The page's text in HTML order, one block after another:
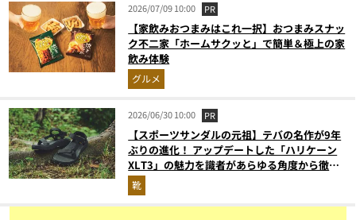
2026/07/09 10:00 PR
【家飲みおつまみはこれ一択】おつまみスナッ
ク不二家「ホームサクッと」で簡単＆極上の家
飲み体験
グルメ
2026/06/30 10:00 PR
【スポーツサンダルの元祖】テバの名作が9年
ぶりの進化！ アップデートした「ハリケーン
XLT3」の魅力を識者があらゆる角度から徹底
解説！
靴